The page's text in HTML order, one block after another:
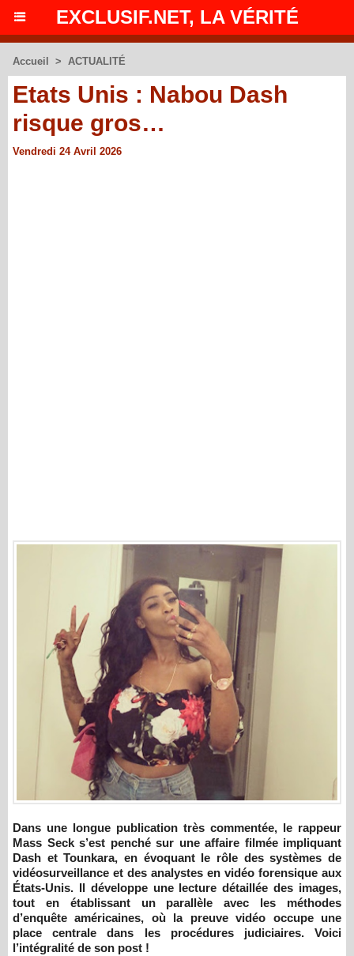
EXCLUSIF.NET, LA VÉRITÉ
Accueil > ACTUALITÉ
Etats Unis : Nabou Dash
risque gros…
Vendredi 24 Avril 2026
Dans une longue publication très commentée, le rappeur
Mass Seck s’est penché sur une affaire filmée impliquant
Dash et Tounkara, en évoquant le rôle des systèmes de
vidéosurveillance et des analystes en vidéo forensique aux
États-Unis. Il développe une lecture détaillée des images,
tout en établissant un parallèle avec les méthodes
d’enquête américaines, où la preuve vidéo occupe une
place centrale dans les procédures judiciaires. Voici
l’intégralité de son post !